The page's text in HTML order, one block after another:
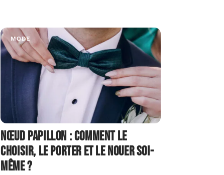
MODE
Nœud papillon : comment le
choisir, le porter et le nouer soi-
même ?